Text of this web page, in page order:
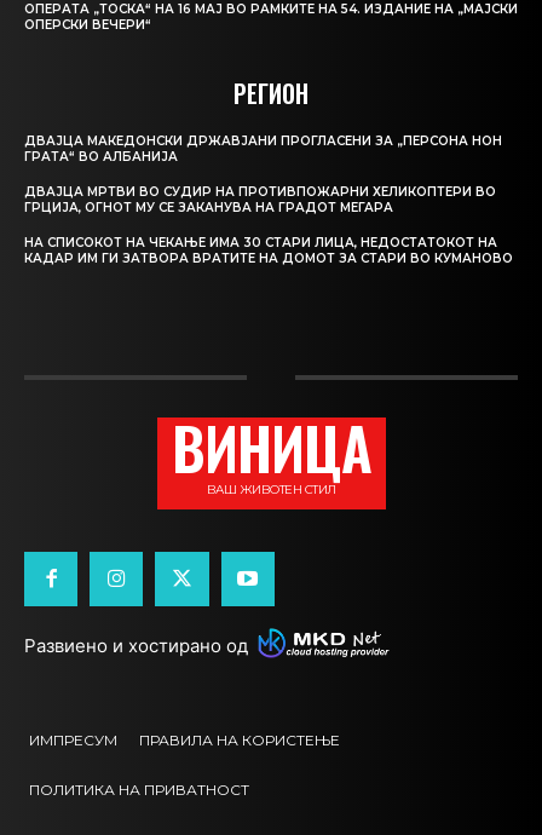
ОПЕРАТА „ТОСКА“ НА 16 МАЈ ВО РАМКИТЕ НА 54. ИЗДАНИЕ НА „МАЈСКИ
ОПЕРСКИ ВЕЧЕРИ“
РЕГИОН
ДВАЈЦА МАКЕДОНСКИ ДРЖАВЈАНИ ПРОГЛАСЕНИ ЗА „ПЕРСОНА НОН
ГРАТА“ ВО АЛБАНИЈА
ДВАЈЦА МРТВИ ВО СУДИР НА ПРОТИВПОЖАРНИ ХЕЛИКОПТЕРИ ВО
ГРЦИЈА, ОГНОТ МУ СЕ ЗАКАНУВА НА ГРАДОТ МЕГАРА
НА СПИСОКОТ НА ЧЕКАЊЕ ИМА 30 СТАРИ ЛИЦА, НЕДОСТАТОКОТ НА
КАДАР ИМ ГИ ЗАТВОРА ВРАТИТЕ НА ДОМОТ ЗА СТАРИ ВО КУМАНОВО
ВИНИЦА
ВАШ ЖИВОТЕН СТИЛ
Развиено и хостирано од
ИМПРЕСУМ ПРАВИЛА НА КОРИСТЕЊЕ
ПОЛИТИКА НА ПРИВАТНОСТ